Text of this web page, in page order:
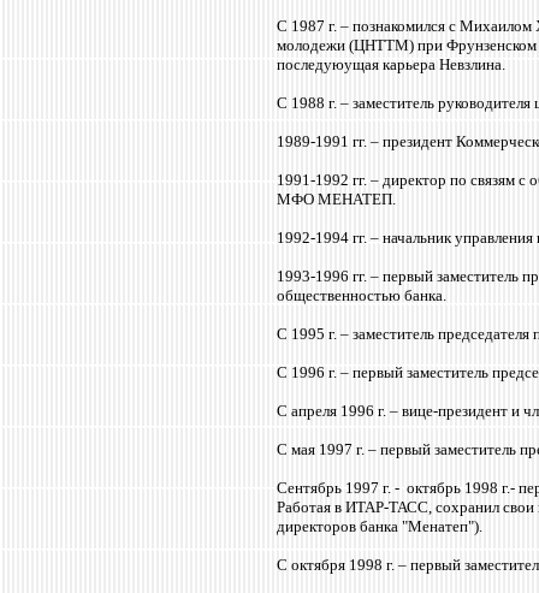
С 1987 г. – познакомился с Михаилом
молодежи (ЦНТТМ) при Фрунзенском
последуюущая карьера Невзлина.
С 1988 г. – заместитель
1989-1991 гг. – президент
1991-1992 гг. – директор по связям
МФО МЕНАТЕП.
1992-1994 гг. – начальник
1993-1996 гг. – первый заместитель
общественностью банка.
С 1995 г. – заместитель
С 1996 г. – первый заместитель
С апреля 1996 г. – вице-президент и
С мая 1997 г. – первый заместитель
Сентябрь 1997 г. - октябрь 1998 г.-
Работая в ИТАР-ТАСС, сохранил свои
директоров банка "Менатеп").
С октября 1998 г. – первый